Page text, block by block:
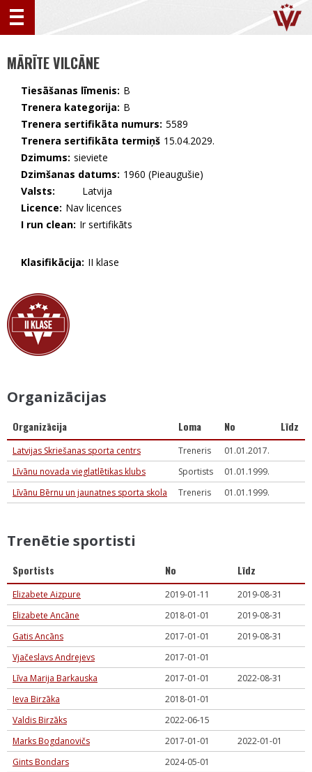
MĀRĪTE VILCĀNE
Tiesāšanas līmenis: B
Trenera kategorija: B
Trenera sertifikāta numurs: 5589
Trenera sertifikāta termiņš 15.04.2029.
Dzimums: sieviete
Dzimšanas datums: 1960 (Pieaugušie)
Valsts:
🇱🇻 Latvija
Licence: Nav licences
I run clean: Ir sertifikāts
Klasifikācija: II klase
Organizācijas
Organizācija Loma No Līdz
Latvijas Skriešanas sporta centrs Treneris
01.01.2017.
Līvānu novada vieglatlētikas klubs
Sportists
01.01.1999.
Līvānu Bērnu un jaunatnes sporta skola
Treneris 01.01.1999.
Trenētie sportisti
Sportists No Līdz
Elizabete Aizpure 2019-01-11
2019-08-31
Elizabete Ancāne
2018-01-01
2019-08-31
Gatis Ancāns
2017-01-01
2019-08-31
Vjačeslavs Andrejevs
2017-01-01
Līva Marija Barkauska
2017-01-01
2022-08-31
Ieva Birzāka
2018-01-01
Valdis Birzāks
2022-06-15
Marks Bogdanovičs
2017-01-01
2022-01-01
Gints Bondars
2024-05-01